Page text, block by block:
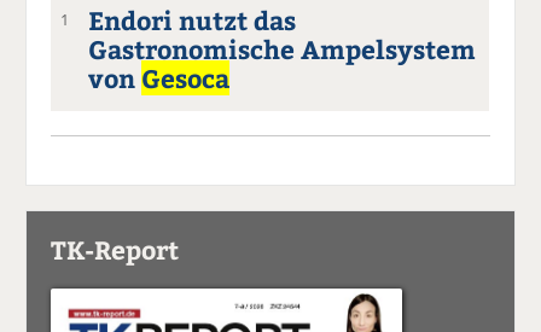
1
Endori nutzt das
Gastronomische Ampelsystem
von Gesoca
TK-Report